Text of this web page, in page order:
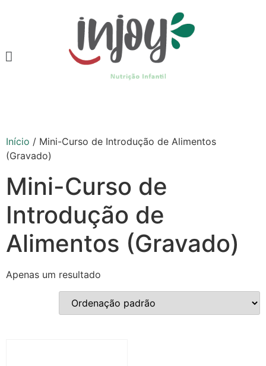
Início / Mini-Curso de Introdução de Alimentos
(Gravado)
Mini-Curso de
Introdução de
Alimentos (Gravado)
Apenas um resultado